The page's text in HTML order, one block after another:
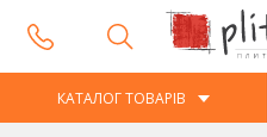
КАТАЛОГ ТОВАРІВ